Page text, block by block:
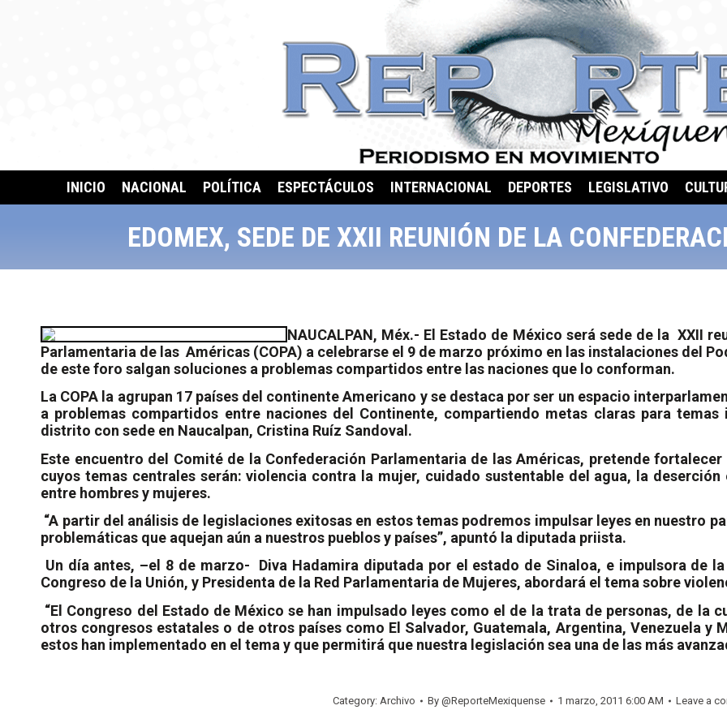
INICIO NACIONAL POLÍTICA ESPECTÁCULOS INTERNACIONAL DEPORTES LEGISLATIVO
EDOMEX, SEDE DE XXII REUNIÓN DE LA
NAUCALPAN, Méx.- El Estado de México será sede de la XXII
Parlamentaria de las Américas (COPA) a celebrarse el 9 de marzo próximo en las instalaciones del
de este foro salgan soluciones a problemas compartidos entre las naciones que lo conforman.
La COPA la agrupan 17 países del continente Americano y se destaca por ser un espacio
a problemas compartidos entre naciones del Continente, compartiendo metas claras para
distrito con sede en Naucalpan, Cristina Ruíz Sandoval.
Este encuentro del Comité de la Confederación Parlamentaria de las Américas, pretende
cuyos temas centrales serán: violencia contra la mujer, cuidado sustentable del agua, la
entre hombres y mujeres.
“A partir del análisis de legislaciones exitosas en estos temas podremos impulsar leyes en nuestro
problemáticas que aquejan aún a nuestros pueblos y países”, apuntó la diputada priista.
Un día antes, –el 8 de marzo-
Diva Hadamira diputada por el estado de Sinaloa, e impulsora de
Congreso de la Unión, y Presidenta de la Red Parlamentaria de Mujeres, abordará el tema sobre
“El Congreso del Estado de México se han impulsado leyes como el de la trata de personas, de la
otros congresos estatales o de otros países como El Salvador, Guatemala, Argentina, Venezuela y
estos han implementado en el tema y que permitirá que nuestra legislación sea una de las más
Category: Archivo By @ReporteMexiquense 1 marzo, 2011 6:00 AM Leave a